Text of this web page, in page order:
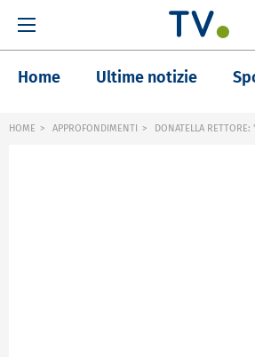
Home Ultime notizie
HOME APPROFONDIMENTI DONATELLA RETTORE: